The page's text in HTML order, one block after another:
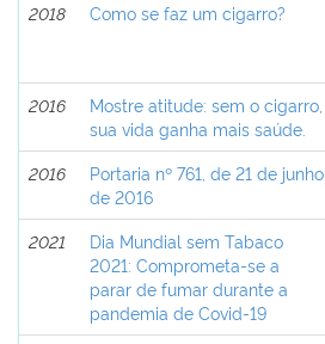
2018 Como se faz um cigarro?
2016
Mostre atitude: sem o cigarro,
sua vida ganha mais saúde.
2016
Portaria nº 761, de 21 de junho
de 2016
2021
Dia Mundial sem Tabaco
2021: Comprometa-se a
parar de fumar durante a
pandemia de Covid-19